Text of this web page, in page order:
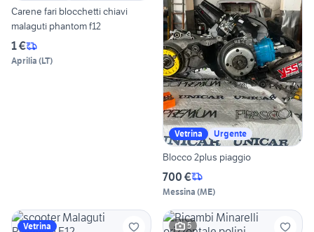
Carene fari blocchetti chiavi
malaguti phantom f12
1 €
Aprilia (LT)
Vetrina Urgente
Blocco 2plus piaggio
700 €
Messina (ME)
Vetrina 5